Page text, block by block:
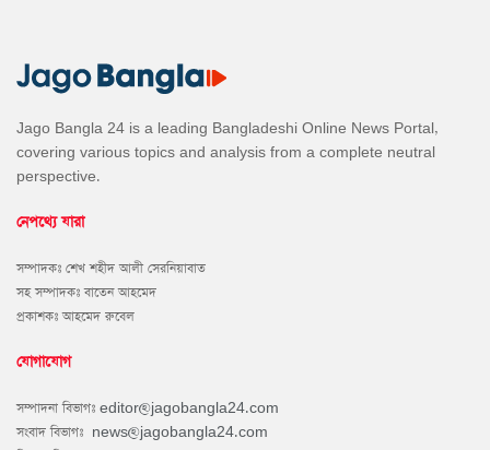
Jago Bangla 24 is a leading Bangladeshi Online News Portal,
covering various topics and analysis from a complete neutral
perspective.
নেপথ্যে যারা
সম্পাদকঃ শেখ শহীদ আলী সেরনিয়াবাত
সহ সম্পাদকঃ বাতেন আহমেদ
প্রকাশকঃ আহমেদ রুবেল
যোগাযোগ
সম্পাদনা বিভাগঃ editor@jagobangla24.com
সংবাদ বিভাগঃ news@jagobangla24.com